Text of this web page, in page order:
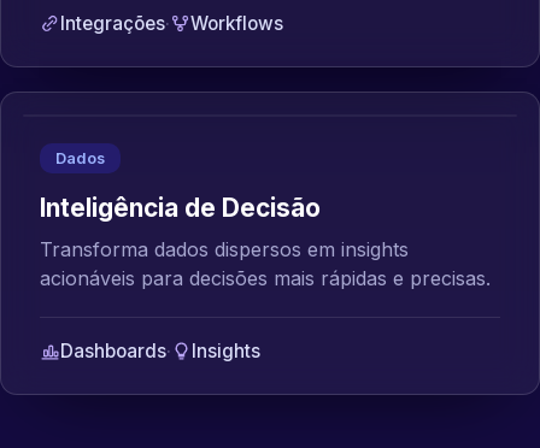
Integrações· Workflows
Dados
Inteligência de Decisão
Transforma dados dispersos em insights
acionáveis para decisões mais rápidas e precisas.
Dashboards· Insights